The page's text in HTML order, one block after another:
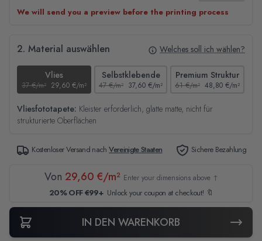
We will send you a preview before the printing process
2. Material auswählen Welches soll ich wählen?
Vlies
37 €/m² 29,60 €/m²
Selbstklebende
47 €/m² 37,60 €/m²
Premium Struktur
61 €/m² 48,80 €/m²
Vliesfototapete: Kleister erforderlich, glatte matte, nicht für
strukturierte Oberflächen
Kostenloser Versand nachVereinigte Staaten Sichere Bezahlung
Von 29,60 €/m² Enter your dimensions above ↑
20% OFF €99+ Unlock your coupon at checkout! 🔖
IN DEN WARENKORB